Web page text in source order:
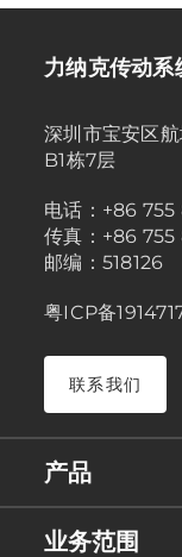
力纳克传动系
深圳市宝安区
B1栋7层
电话：+86
传真：+86
邮编：518126
粤ICP备
联系我们
产品
业务范围